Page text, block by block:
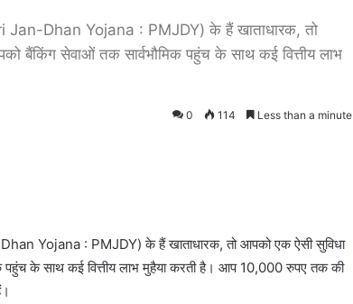
Jan-Dhan Yojana : PMJDY) के हैं खाताधारक, तो
बैंकिंग सेवाओं तक सार्वभौमिक पहुंच के साथ कई वित्तीय लाभ
0 114 Less than a minute
Yojana : PMJDY) के हैं खाताधारक, तो आपको एक ऐसी सुविधा
पहुंच के साथ कई वित्तीय लाभ मुहैया करती है। आप 10,000 रुपए तक की